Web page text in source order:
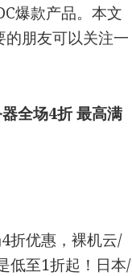
爆款产品。本文
朋友可以关注一
全场4折 最高满
折优惠，裸机云/
低至1折起！日本/